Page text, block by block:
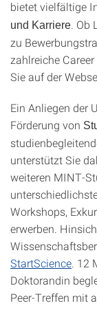
bietet vielfältige
und Karriere .
zu
zahlreiche
Sie auf der
Ein Anliegen der
Förderung von
unterstützt Sie
weiteren MINT-
Workshops,
erwerben.
StartScience .
Doktorandin
Peer-Treffen mit